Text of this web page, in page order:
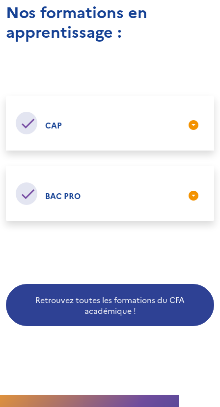
Nos formations en
apprentissage :
CAP
BAC PRO
Retrouvez toutes les formations du CFA
académique !